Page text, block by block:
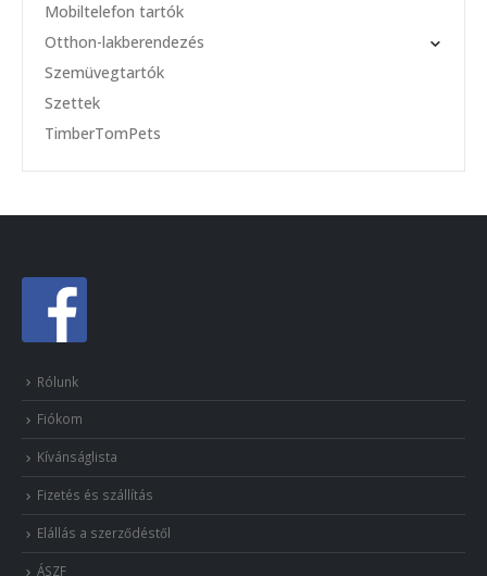
Mobiltelefon tartók
Otthon-lakberendezés
Szemüvegtartók
Szettek
TimberTomPets
Rólunk
Fiókom
Kívánságlista
Fizetés és szállítás
Elállás a szerződéstől
ÁSZF